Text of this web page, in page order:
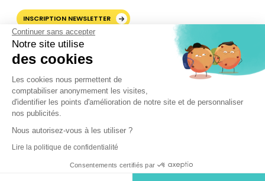
Continuer sans accepter
Notre site utilise
des cookies
Les cookies nous permettent de
comptabiliser anonymement les visites,
d'identifier les points d'amélioration de notre site et de personnaliser
nos publicités.
Nous autorisez-vous à les utiliser ?
Lire la politique de confidentialité
Consentements certifiés par
INSCRIPTION NEWSLETTER
AJOUTER CRÉACTIFS COMME
SOURCE PRÉFÉRÉE SUR
GOOGLE
©2024 CréActifs. Tous droits réservés.
Mentions légales•CGV•FAQ